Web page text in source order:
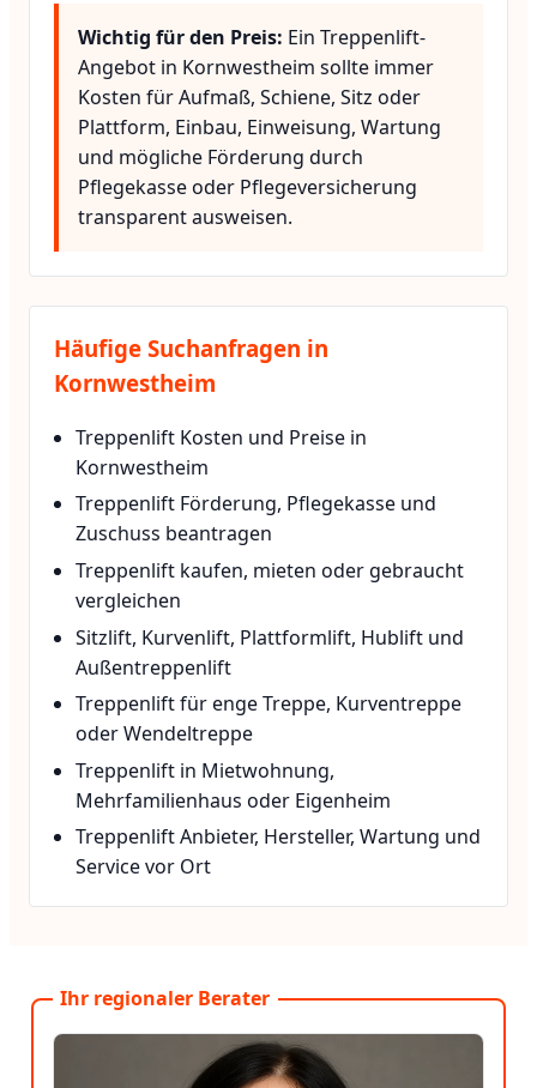
Wichtig für den Preis: Ein Treppenlift-
Angebot in Kornwestheim sollte immer
Kosten für Aufmaß, Schiene, Sitz oder
Plattform, Einbau, Einweisung, Wartung
und mögliche Förderung durch
Pflegekasse oder Pflegeversicherung
transparent ausweisen.
Häufige Suchanfragen in
Kornwestheim
Treppenlift Kosten und Preise in
Kornwestheim
Treppenlift Förderung, Pflegekasse und
Zuschuss beantragen
Treppenlift kaufen, mieten oder gebraucht
vergleichen
Sitzlift, Kurvenlift, Plattformlift, Hublift und
Außentreppenlift
Treppenlift für enge Treppe, Kurventreppe
oder Wendeltreppe
Treppenlift in Mietwohnung,
Mehrfamilienhaus oder Eigenheim
Treppenlift Anbieter, Hersteller, Wartung und
Service vor Ort
Ihr regionaler Berater